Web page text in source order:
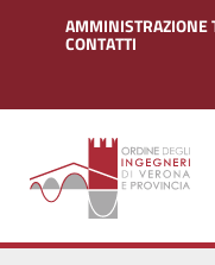
AMMINISTRAZIONE
CONTATTI